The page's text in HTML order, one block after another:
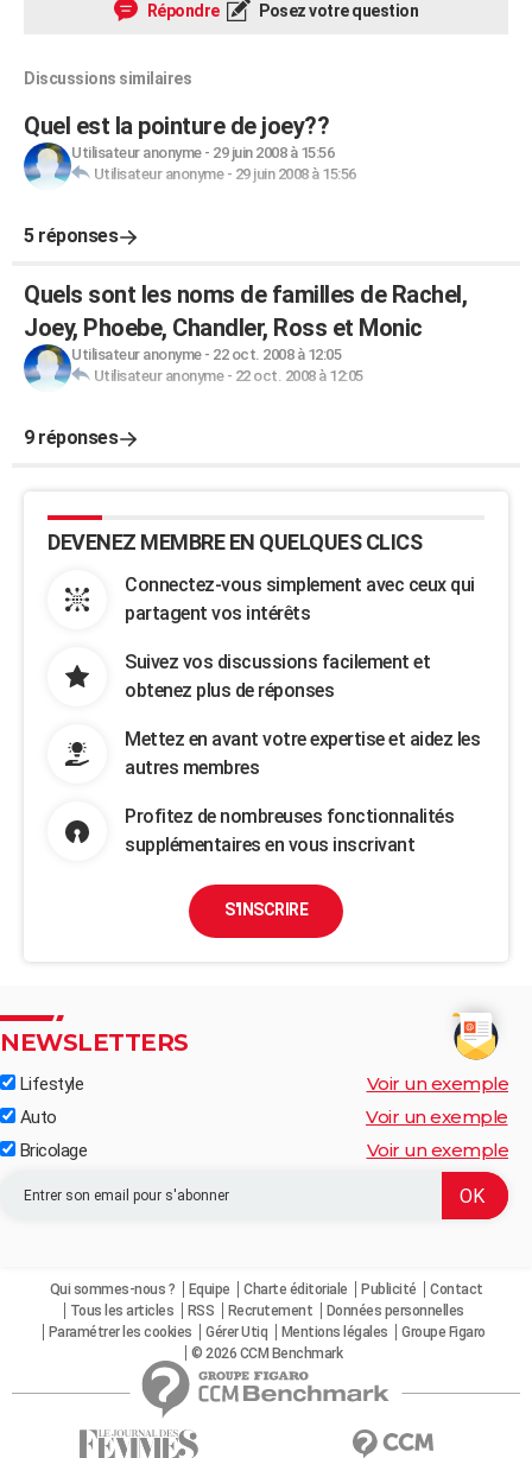
Répondre Posez votre question
Discussions similaires
Quel est la pointure de joey??
Utilisateur anonyme- 29 juin 2008 à 15:56
Utilisateur anonyme- 29 juin 2008 à 15:56
5 réponses
Quels sont les noms de familles de Rachel,
Joey, Phoebe, Chandler, Ross et Monic
Utilisateur anonyme- 22 oct. 2008 à 12:05
Utilisateur anonyme- 22 oct. 2008 à 12:05
9 réponses
DEVENEZ MEMBRE EN QUELQUES CLICS
Connectez-vous simplement avec ceux qui
partagent vos intérêts
Suivez vos discussions facilement et
obtenez plus de réponses
Mettez en avant votre expertise et aidez les
autres membres
Profitez de nombreuses fonctionnalités
supplémentaires en vous inscrivant
S'INSCRIRE
NEWSLETTERS
Lifestyle Voir un exemple
Auto Voir un exemple
Bricolage Voir un exemple
Qui sommes-nous ? Equipe Charte éditoriale Publicité
Contact
Tous les articles
RSS Recrutement
Données personnelles
Paramétrer les cookies
Gérer Utiq Mentions légales
Groupe Figaro
© 2026 CCM Benchmark